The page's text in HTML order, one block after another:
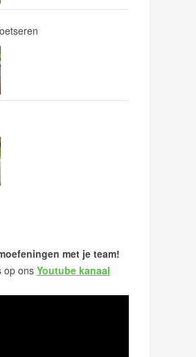
met je team!
op ons Youtube kanaal